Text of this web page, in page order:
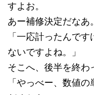
すよお。
あー補修決定だなあ
「一応計ったんで
ないですよね。」
そこへ、後半を終わ
「やっべー、数値